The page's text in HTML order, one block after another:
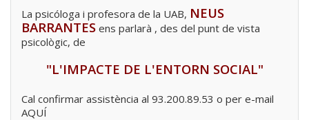
La psicóloga i profesora de la UAB, NEUS
BARRANTES ens parlarà , des del punt de vista
psicològic, de
"L'IMPACTE DE L'ENTORN SOCIAL"
Cal confirmar assistència al 93.200.89.53 o per e-mail
AQUÍ